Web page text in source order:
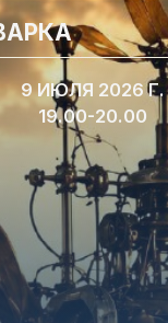
2026 Г.
20.00
- К БОЛЕЕ ЯСНОЙ
СЕРВИСА ИЛИ
РЕШЕНИЯ
МЕНЮ